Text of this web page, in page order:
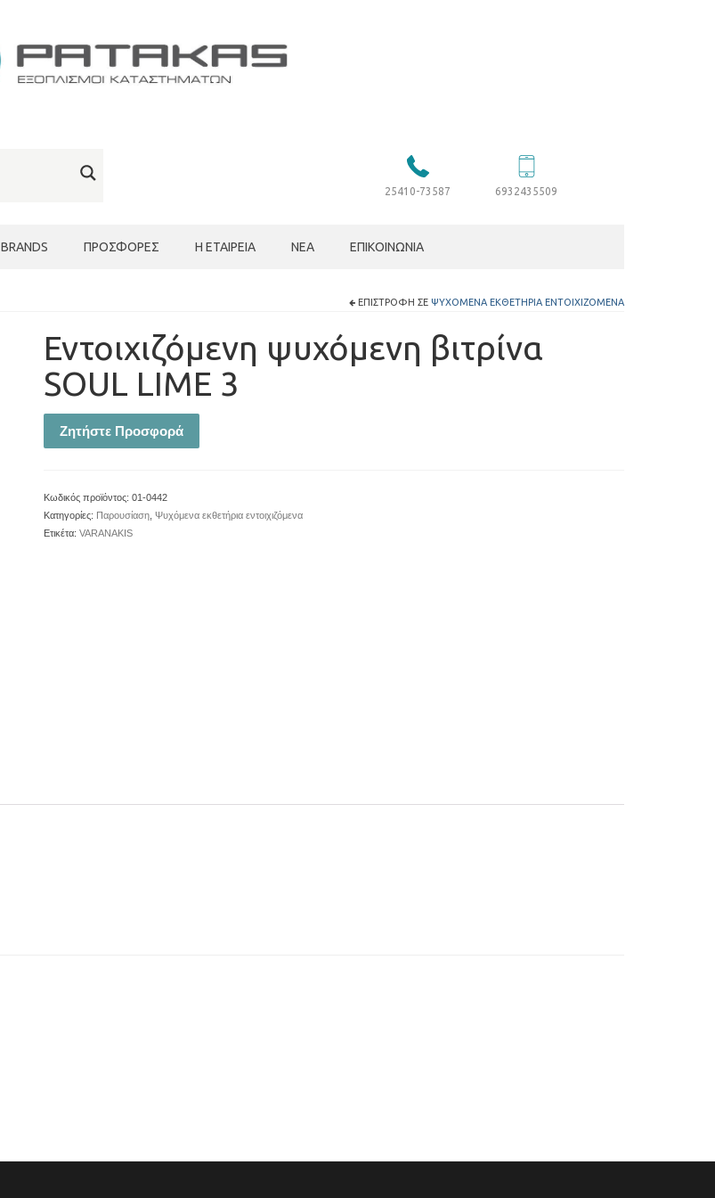
25410-73587 6932435509
BRANDS ΠΡΟΣΦΟΡΈΣ Η ΕΤΑΙΡΕΊΑ ΝΈΑ ΕΠΙΚΟΙΝΩΝΊΑ
ΕΠΙΣΤΡΟΦΉ ΣΕ ΨΥΧΌΜΕΝΑ ΕΚΘΕΤΉΡΙΑ ΕΝΤΟΙΧΙΖΌΜΕΝΑ
Εντοιχιζόμενη ψυχόμενη βιτρίνα
SOUL LIME 3
Ζητήστε Προσφορά
Κωδικός προϊόντος: 01-0442
Κατηγορίες: Παρουσίαση, Ψυχόμενα εκθετήρια εντοιχιζόμενα
Ετικέτα: VARANAKIS